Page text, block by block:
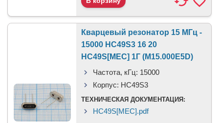
Кварцевый резонатор 15 МГц -
15000 HC49S3 16 20
HC49S[MEC] 1Г (M15.000E5D)
Частота, кГц: 15000
Корпус: HC49S3
ТЕХНИЧЕСКАЯ ДОКУМЕНТАЦИЯ:
HC49S[MEC].pdf